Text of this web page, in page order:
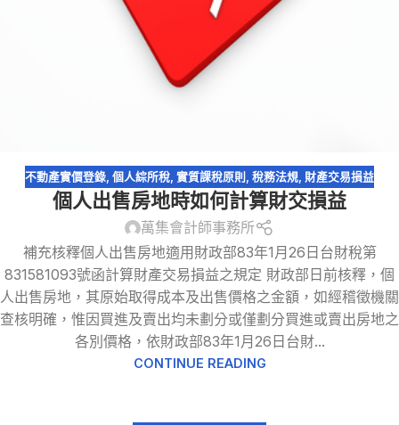
不動產實價登錄 個人綜所稅 實質課稅原則 稅務法規 財產交易損益
個人出售房地時如何計算財交損益
萬集會計師事務所
補充核釋個人出售房地適用財政部83年1月26日台財稅第
831581093號函計算財產交易損益之規定 財政部日前核釋，個
人出售房地，其原始取得成本及出售價格之金額，如經稽徵機關
查核明確，惟因買進及賣出均未劃分或僅劃分買進或賣出房地之
各別價格，依財政部83年1月26日台財...
CONTINUE READING